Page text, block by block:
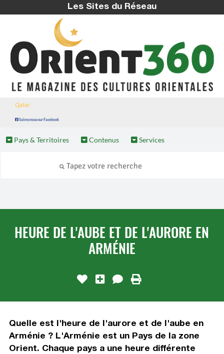
Les Sites du Réseau
Qatar
Suivez nous sur Facebook
Pays & Territoires Contenus Services
HEURE DE L'AUBE ET DE L'AURORE EN
ARMÉNIE
Quelle est l'heure de l'aurore et de l'aube en
Arménie ? L'Arménie est un Pays de la zone
Orient. Chaque pays a une heure différente